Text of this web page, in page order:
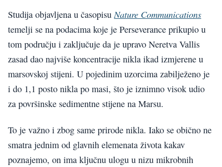
Studija objavljena u časopisuNature Communications
temelji se na podacima koje je Perseverance prikupio u
tom području i zaključuje da je upravo Neretva Vallis
zasad dao najviše koncentracije nikla ikad izmjerene u
marsovskoj stijeni. U pojedinim uzorcima zabilježeno je
i do 1,1 posto nikla po masi, što je iznimno visok udio
za površinske sedimentne stijene na Marsu.
To je važno i zbog same prirode nikla. Iako se obično ne
smatra jednim od glavnih elemenata života kakav
poznajemo, on ima ključnu ulogu u nizu mikrobnih